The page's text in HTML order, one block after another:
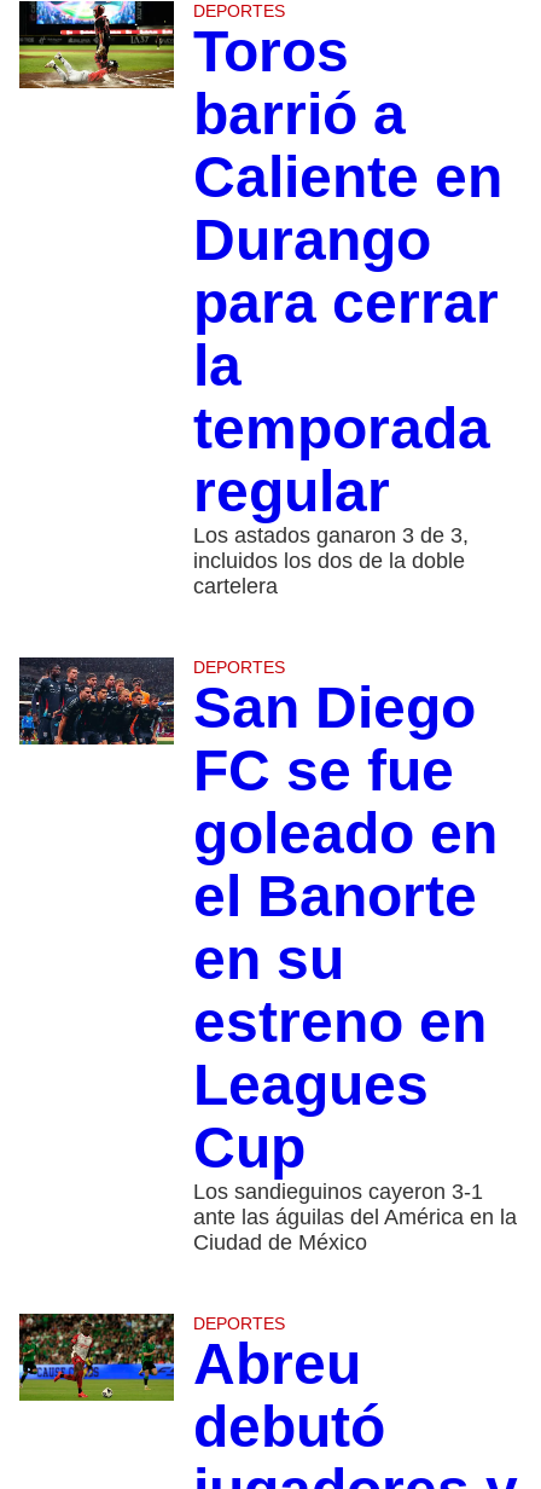
DEPORTES
Toros
barrió a
Caliente en
Durango
para cerrar
la
temporada
regular
Los astados ganaron 3 de 3,
incluidos los dos de la doble
cartelera
DEPORTES
San Diego
FC se fue
goleado en
el Banorte
en su
estreno en
Leagues
Cup
Los sandieguinos cayeron 3-1
ante las águilas del América en la
Ciudad de México
DEPORTES
Abreu
debutó